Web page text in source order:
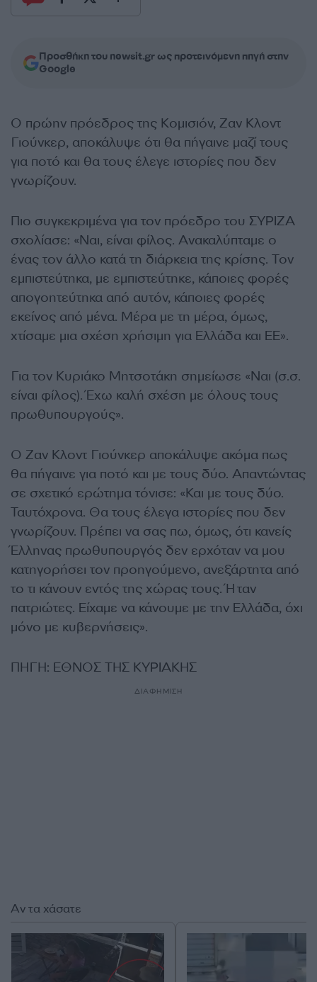
Προσθήκη του newsit.gr ως προτεινόμενη πηγή στην
Google
Ο πρώην πρόεδρος της Κομισιόν, Ζαν Κλοντ
Γιούνκερ, αποκάλυψε ότι θα πήγαινε μαζί τους
για ποτό και θα τους έλεγε ιστορίες που δεν
γνωρίζουν.
Πιο συγκεκριμένα για τον πρόεδρο του ΣΥΡΙΖΑ
σχολίασε: «Ναι, είναι φίλος. Ανακαλύπταμε ο
ένας τον άλλο κατά τη διάρκεια της κρίσης. Τον
εμπιστεύτηκα, με εμπιστεύτηκε, κάποιες φορές
απογοητεύτηκα από αυτόν, κάποιες φορές
εκείνος από μένα. Μέρα με τη μέρα, όμως,
χτίσαμε μια σχέση χρήσιμη για Ελλάδα και ΕΕ».
Για τον Κυριάκο Μητσοτάκη σημείωσε «Ναι (σ.σ.
είναι φίλος). Έχω καλή σχέση με όλους τους
πρωθυπουργούς».
Ο Ζαν Κλοντ Γιούνκερ αποκάλυψε ακόμα πως
θα πήγαινε για ποτό και με τους δύο. Απαντώντας
σε σχετικό ερώτημα τόνισε: «Και με τους δύο.
Ταυτόχρονα. Θα τους έλεγα ιστορίες που δεν
γνωρίζουν. Πρέπει να σας πω, όμως, ότι κανείς
Έλληνας πρωθυπουργός δεν ερχόταν να μου
κατηγορήσει τον προηγούμενο, ανεξάρτητα από
το τι κάνουν εντός της χώρας τους. Ήταν
πατριώτες. Είχαμε να κάνουμε με την Ελλάδα, όχι
μόνο με κυβερνήσεις».
ΠΗΓΗ: ΕΘΝΟΣ ΤΗΣ ΚΥΡΙΑΚΗΣ
ΔΙΑΦΗΜΙΣΗ
Αν τα χάσατε